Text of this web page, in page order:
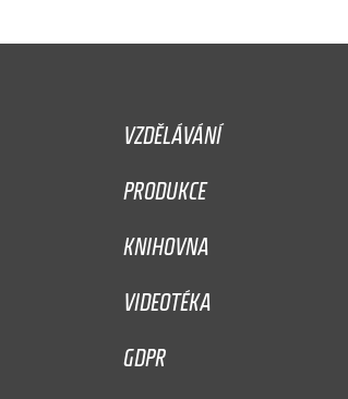
VZDĚLÁVÁNÍ
PRODUKCE
KNIHOVNA
VIDEOTÉKA
GDPR